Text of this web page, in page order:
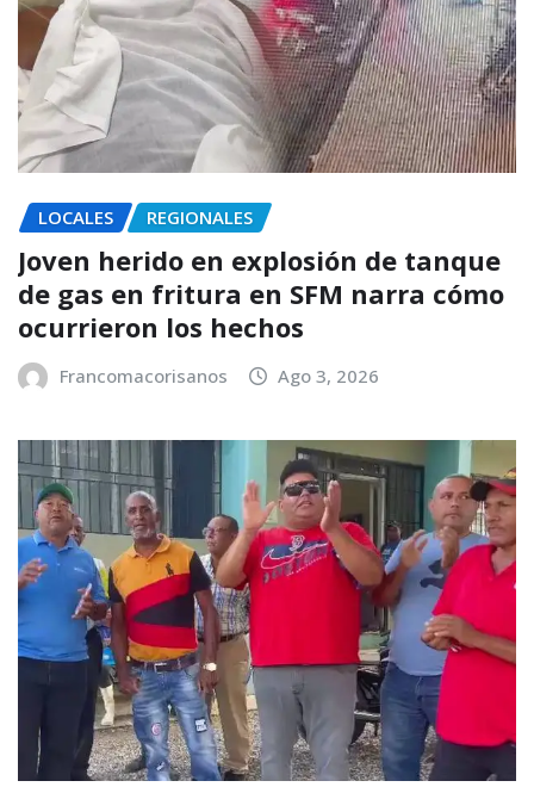
LOCALES REGIONALES
Joven herido en explosión de tanque
de gas en fritura en SFM narra cómo
ocurrieron los hechos
Francomacorisanos Ago 3, 2026